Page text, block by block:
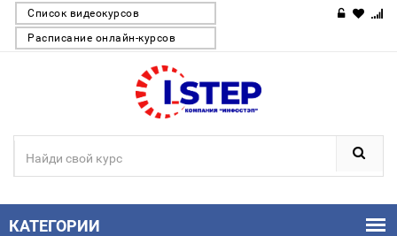
Список видеокурсов
Расписание онлайн-курсов
КАТЕГОРИИ